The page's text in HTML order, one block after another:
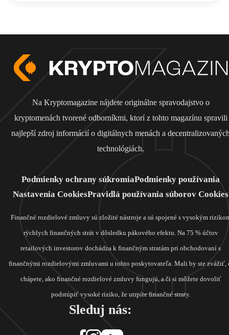
Na Kryptomagazine nájdete originálne spravodajstvo o
kryptomenách tvorené odborníkmi, ktorí z tohto magazínu spravili
najlepší zdroj informácií o digitálnych menách a
technológiách.
Podmienky ochrany súkromiaPodmienky používania
Nastavenia CookiesPravidlá používania súborov Cookies
Finančné rozdielové zmluvy sú zložité nástroje a sú spojené s vysokým
rýchlych finančných strát v dôsledku pákového efektu. Na 75 % účtov
retailových investorov dochádza k finančným stratám pri obchodovaní s
finančnými rozdielovými zmluvami u tohto poskytovateľa. Mali by ste zvážiť,
chápete, ako finančné rozdielové zmluvy fungujú, a či si môžete dovoliť
podstúpiť vysoké riziko, že utrpíte finančné straty.
Sleduj nás: